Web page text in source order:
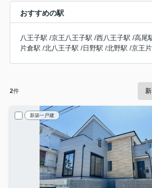
おすすめの駅
八王子駅 /京王八王子駅 /西八王子駅 /高尾
片倉駅 /北八王子駅 /日野駅 /北野駅 /京王
2件
新築一戸建